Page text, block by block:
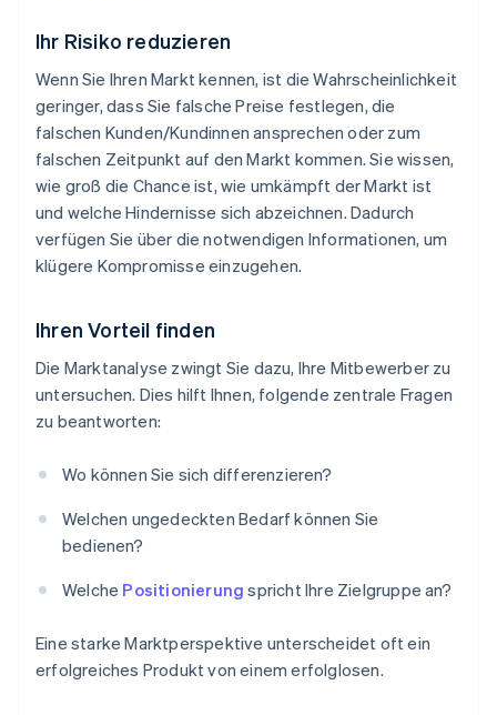
Ihr Risiko reduzieren
Wenn Sie Ihren Markt kennen, ist die Wahrscheinlichkeit
geringer, dass Sie falsche Preise festlegen, die
falschen Kunden/Kundinnen ansprechen oder zum
falschen Zeitpunkt auf den Markt kommen. Sie wissen,
wie groß die Chance ist, wie umkämpft der Markt ist
und welche Hindernisse sich abzeichnen. Dadurch
verfügen Sie über die notwendigen Informationen, um
klügere Kompromisse einzugehen.
Ihren Vorteil finden
Die Marktanalyse zwingt Sie dazu, Ihre Mitbewerber zu
untersuchen. Dies hilft Ihnen, folgende zentrale Fragen
zu beantworten:
Wo können Sie sich differenzieren?
Welchen ungedeckten Bedarf können Sie
bedienen?
Welche Positionierung spricht Ihre Zielgruppe an?
Eine starke Marktperspektive unterscheidet oft ein
erfolgreiches Produkt von einem erfolglosen.